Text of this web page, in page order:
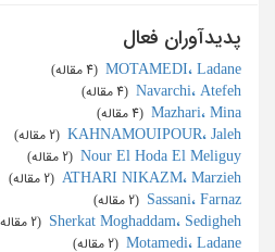
پدیدآوران فعال
MOTAMEDI، Ladane
Navarchi، Atefeh
Mazhari، Mina
KAHNAMOUIPOUR، Jaleh
Nour El Hoda El Meliguy
ATHARI NIKAZM، Marzieh
Sassani، Farnaz
Sherkat Moghaddam، Sedigheh
Motamedi، Ladane